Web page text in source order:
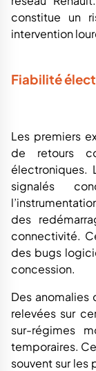
constitue un
intervention
Fiabilité
Les premiers
de retours
électroniques.
signalés
des
connectivité.
des bugs
concession.
Des
relevées sur
sur-régimes
temporaires.
souvent sur les